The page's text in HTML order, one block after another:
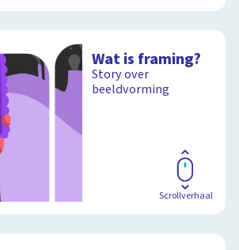
Wat is framing?
Story over
beeldvorming
Scrollverhaal